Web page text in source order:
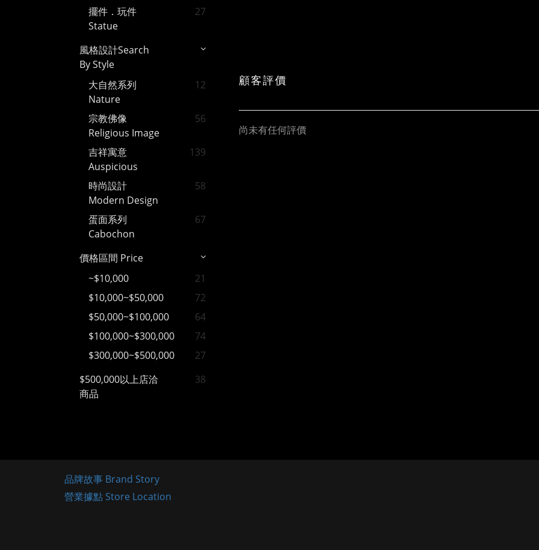
擺件．玩件
Statue
27
風格設計Search
By Style
大自然系列
Nature
12
宗教佛像
Religious Image
56
吉祥寓意
Auspicious
139
時尚設計
Modern Design
58
蛋面系列
Cabochon
67
價格區間 Price
~$10,000
21
$10,000~$50,000
72
$50,000~$100,000
64
$100,000~$300,000
74
$300,000~$500,000
27
$500,000以上店洽
商品
38
顧客評價
尚未有任何評價
品牌故事 Brand Story
營業據點 Store Location